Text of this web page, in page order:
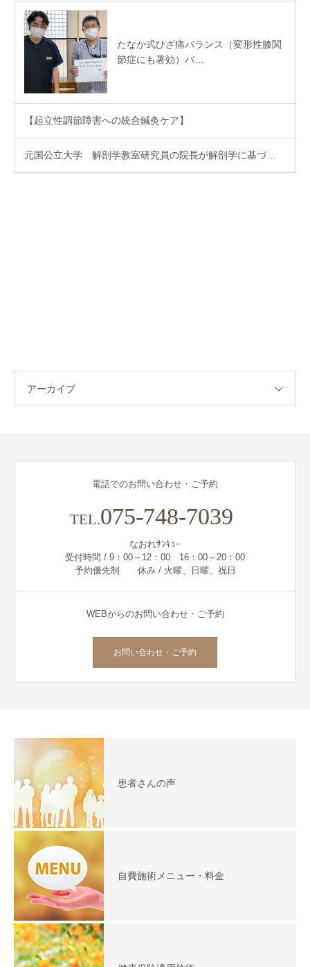
たなか式ひざ痛バランス（変形性膝関
節症にも著効）バ…
【起立性調節障害への統合鍼灸ケア】
元国公立大学 解剖学教室研究員の院長が解剖学に基づ…
アーカイブ
電話でのお問い合わせ・ご予約
TEL.075-748-7039
なおれｻﾝｷｭｰ
受付時間 / 9：00～12：00 16：00～20：00
予約優先制 休み / 火曜、日曜、祝日
WEBからのお問い合わせ・ご予約
お問い合わせ・ご予約
患者さんの声
自費施術メニュー・料金